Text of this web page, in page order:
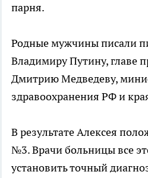
парня.
Родные мужчины писали
Владимиру Путину, главе
Дмитрию Медведеву,
здравоохранения РФ и
В результате Алексея
№3. Врачи больницы все
установить точный